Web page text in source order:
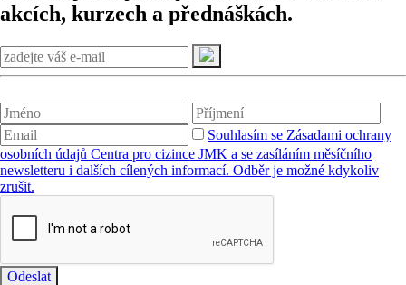
akcích, kurzech a přednáškách.
Souhlasím se Zásadami ochrany
osobních údajů Centra pro cizince JMK a se zasíláním měsíčního
newsletteru i dalších cílených informací. Odběr je možné kdykoliv
zrušit.
Odeslat